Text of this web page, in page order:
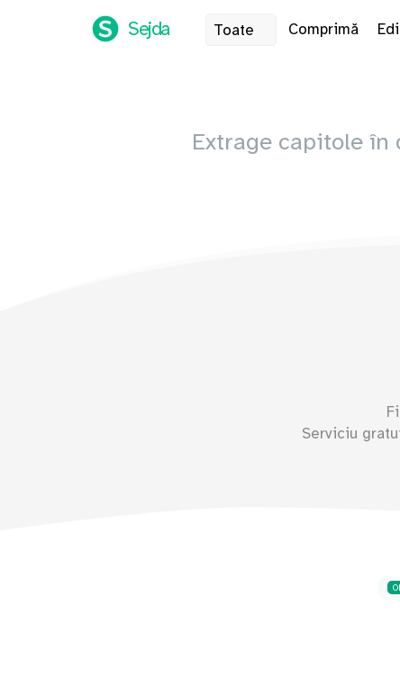
Sejda Toate Comprimă
Extrage capitole în
Serviciu